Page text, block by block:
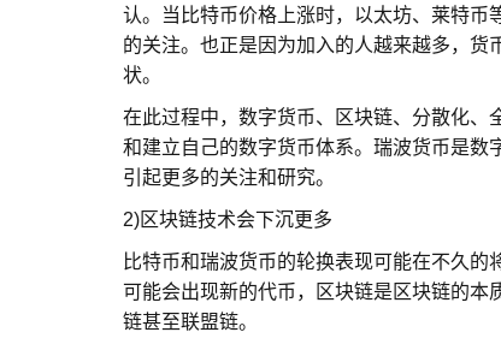
认。当比特币价格上涨时，以太坊、莱特币
的关注。也正是因为加入的人越来越多，
状。
在此过程中，数字货币、区块链、分散化、
和建立自己的数字货币体系。瑞波货币是
引起更多的关注和研究。
2)区块链技术会下沉更多
比特币和瑞波货币的轮换表现可能在不久的
可能会出现新的代币，区块链是区块链的本
链甚至联盟链。